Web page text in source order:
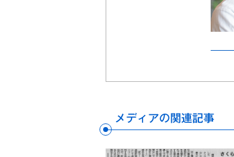
メディアの関連記事